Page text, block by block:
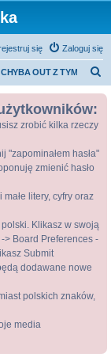
Zaloguj się
się
OUT Z TYM
zrobić kilka rzeczy
"zapominałem hasła"
zmienić hasło
litery, cyfry oraz
Klikasz w swoją
> Board Preferences -
Submit
dodawane nowe
polskich znaków,
media